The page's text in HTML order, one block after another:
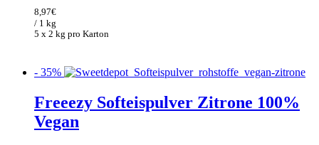
war:
138,00€
5 x 2 kg pro Karton
8,97€
/ 1 kg
- 35%
Freeezy Softeispulver Zitrone 100%
Vegan